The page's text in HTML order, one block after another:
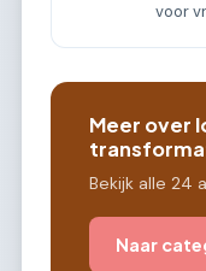
voor
Meer over
Bekijk alle 24
Naar